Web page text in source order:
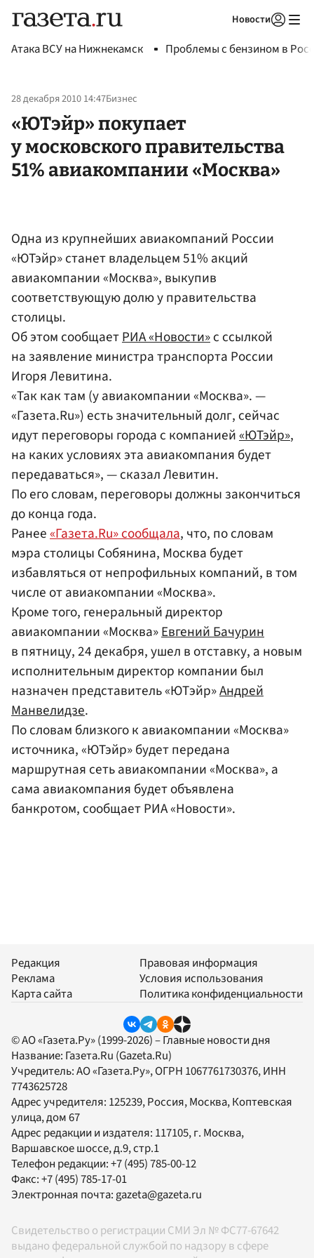
Новости
Атака ВСУ на Нижнекамск Проблемы с бензином в
28 декабря 2010 14:47Бизнес
«ЮТэйр» покупает
у московского правительства
51% авиакомпании «Москва»
Одна из крупнейших авиакомпаний России
«ЮТэйр» станет владельцем 51% акций
авиакомпании «Москва», выкупив
соответствующую долю у правительства
столицы.
Об этом сообщаетРИА «Новости»с ссылкой
на заявление министра транспорта России
Игоря Левитина.
«Так как там (у авиакомпании «Москва». —
«Газета.Ru») есть значительный долг, сейчас
идут переговоры города с компанией«ЮТэйр»,
на каких условиях эта авиакомпания будет
передаваться», — сказал Левитин.
По его словам, переговоры должны закончиться
до конца года.
Ранее«Газета.Ru» сообщала, что, по словам
мэра столицы Собянина, Москва будет
избавляться от непрофильных компаний, в том
числе от авиакомпании «Москва».
Кроме того, генеральный директор
авиакомпании «Москва»Евгений Бачурин
в пятницу, 24 декабря, ушел в отставку, а новым
исполнительным директор компании был
назначен представитель «ЮTэйр»Андрей
Манвелидзе.
По словам близкого к авиакомпании «Москва»
источника, «ЮТэйр» будет передана
маршрутная сеть авиакомпании «Москва», а
сама авиакомпания будет объявлена
банкротом, сообщает РИА «Новости».
Редакция
Реклама
Карта сайта
Правовая информация
Условия использования
Политика конфиденциальности
© АО «Газета.Ру» (1999-2026) – Главные новости дня
Название: Газета.Ru (Gazeta.Ru)
Учредитель:АО «Газета.Ру», ОГРН 1067761730376, ИНН
7743625728
Адрес учредителя: 125239, Россия, Москва, Коптевская
улица, дом 67
Адрес редакции и издателя: 117105, г. Москва,
Варшавское шоссе, д.9, стр.1
Телефон редакции:+7 (495) 785-00-12
Факс:+7 (495) 785-17-01
Электронная почта:gazeta@gazeta.ru
Свидетельство о регистрации СМИ Эл № ФС77-67642
выдано федеральной службой по надзору в сфере